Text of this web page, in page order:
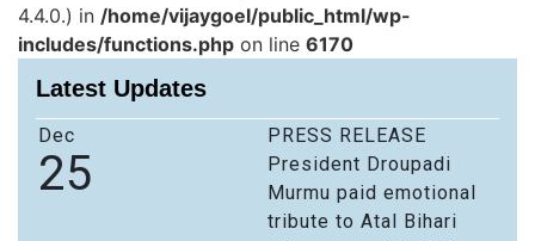
4.4.0.) in /home/vijaygoel/public_html/wp-
includes/functions.php on line 6170
Latest Updates
Dec
25
PRESS RELEASE
President Droupadi
Murmu paid emotional
tribute to Atal Bihari